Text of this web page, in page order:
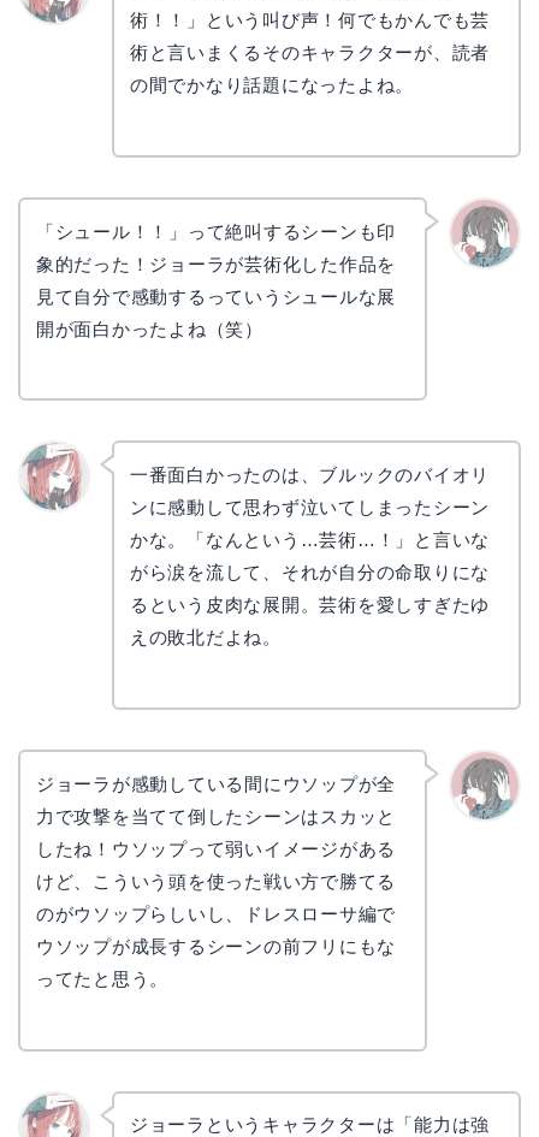
術！！」という叫び声！何でもかんでも芸
術と言いまくるそのキャラクターが、読者
の間でかなり話題になったよね。
「シュール！！」って絶叫するシーンも印
象的だった！ジョーラが芸術化した作品を
見て自分で感動するっていうシュールな展
開が面白かったよね（笑）
一番面白かったのは、ブルックのバイオリ
ンに感動して思わず泣いてしまったシーン
かな。「なんという…芸術…！」と言いな
がら涙を流して、それが自分の命取りにな
るという皮肉な展開。芸術を愛しすぎたゆ
えの敗北だよね。
ジョーラが感動している間にウソップが全
力で攻撃を当てて倒したシーンはスカッと
したね！ウソップって弱いイメージがある
けど、こういう頭を使った戦い方で勝てる
のがウソップらしいし、ドレスローサ編で
ウソップが成長するシーンの前フリにもな
ってたと思う。
ジョーラというキャラクターは「能力は強